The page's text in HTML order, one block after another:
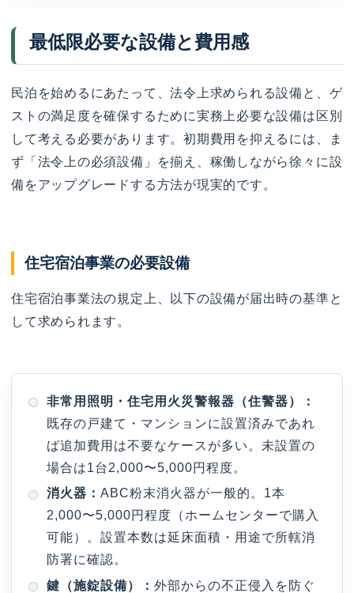
最低限必要な設備と費用感
民泊を始めるにあたって、法令上求められる設備と、ゲ
ストの満足度を確保するために実務上必要な設備は区別
して考える必要があります。初期費用を抑えるには、ま
ず「法令上の必須設備」を揃え、稼働しながら徐々に設
備をアップグレードする方法が現実的です。
住宅宿泊事業の必要設備
住宅宿泊事業法の規定上、以下の設備が届出時の基準と
して求められます。
非常用照明・住宅用火災警報器（住警器）：
既存の戸建て・マンションに設置済みであれ
ば追加費用は不要なケースが多い。未設置の
場合は1台2,000〜5,000円程度。
消火器：ABC粉末消火器が一般的。1本
2,000〜5,000円程度（ホームセンターで購入
可能）。設置本数は延床面積・用途で所轄消
防署に確認。
鍵（施錠設備）：外部からの不正侵入を防ぐ